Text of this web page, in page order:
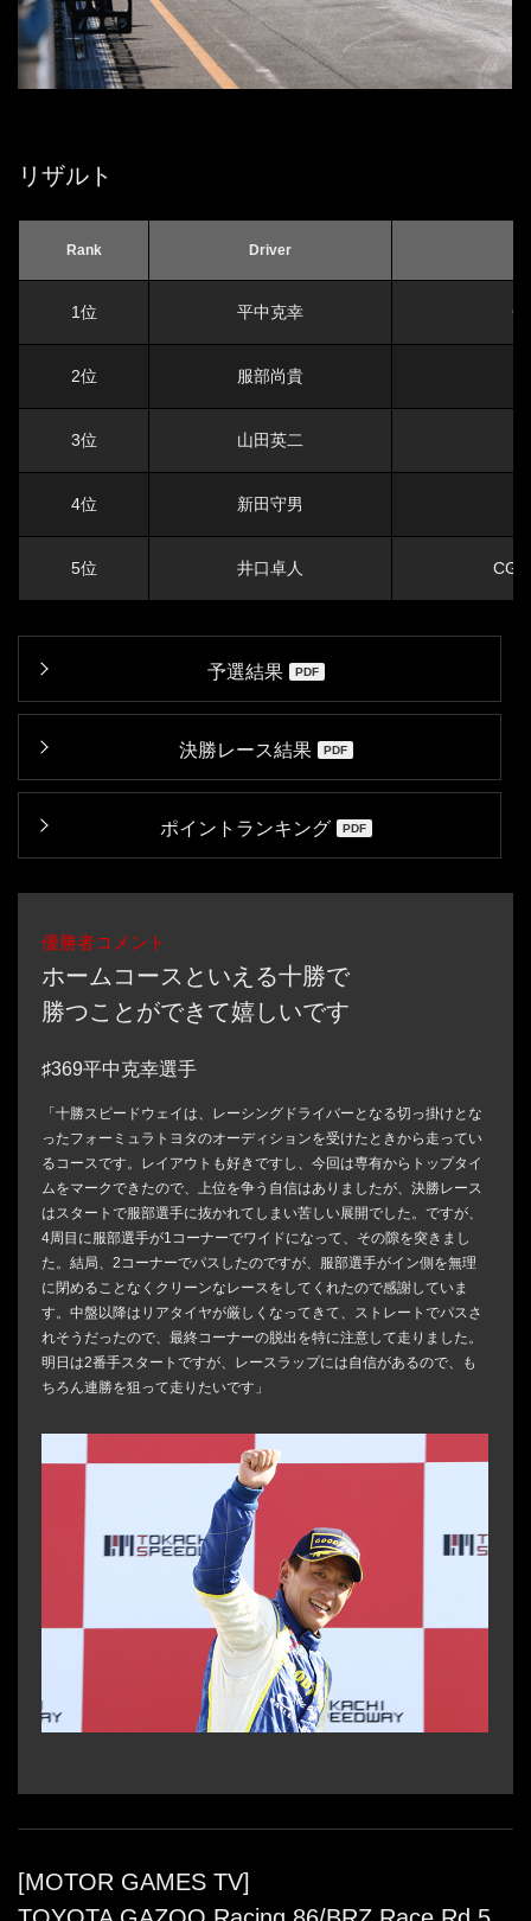
リザルト
Rank Driver
1位 平中克幸
2位 服部尚貴
3位 山田英二
4位 新田守男
5位 井口卓人 CG
予選結果
決勝レース結果
ポイントランキング
優勝者コメント
ホームコースといえる十勝で
勝つことができて嬉しいです
♯369平中克幸選手
「十勝スピードウェイは、レーシングドライバーとなる切っ掛けとな
ったフォーミュラトヨタのオーディションを受けたときから走ってい
るコースです。レイアウトも好きですし、今回は専有からトップタイ
ムをマークできたので、上位を争う自信はありましたが、決勝レース
はスタートで服部選手に抜かれてしまい苦しい展開でした。ですが、
4周目に服部選手が1コーナーでワイドになって、その隙を突きまし
た。結局、2コーナーでパスしたのですが、服部選手がイン側を無理
に閉めることなくクリーンなレースをしてくれたので感謝していま
す。中盤以降はリアタイヤが厳しくなってきて、ストレートでパスさ
れそうだったので、最終コーナーの脱出を特に注意して走りました。
明日は2番手スタートですが、レースラップには自信があるので、も
ちろん連勝を狙って走りたいです」
[MOTOR GAMES TV]